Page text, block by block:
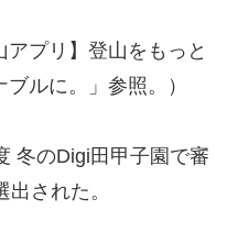
アプリ】登山をもっと
ルに。」参照。）
冬のDigi田甲子園で審
された。